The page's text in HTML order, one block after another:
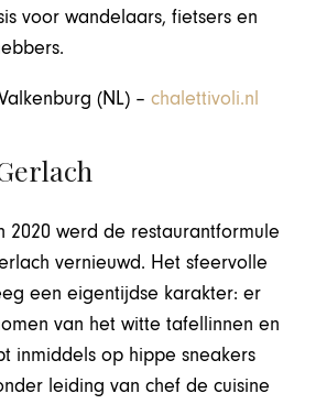
voor wandelaars, fietsers en
(NL) –chalettivoli.nl
2020 werd de restaurantformule
vernieuwd. Het sfeervolle
een eigentijdse karakter: er
van het witte tafellinnen en
inmiddels op hippe sneakers
leiding van chef de cuisine